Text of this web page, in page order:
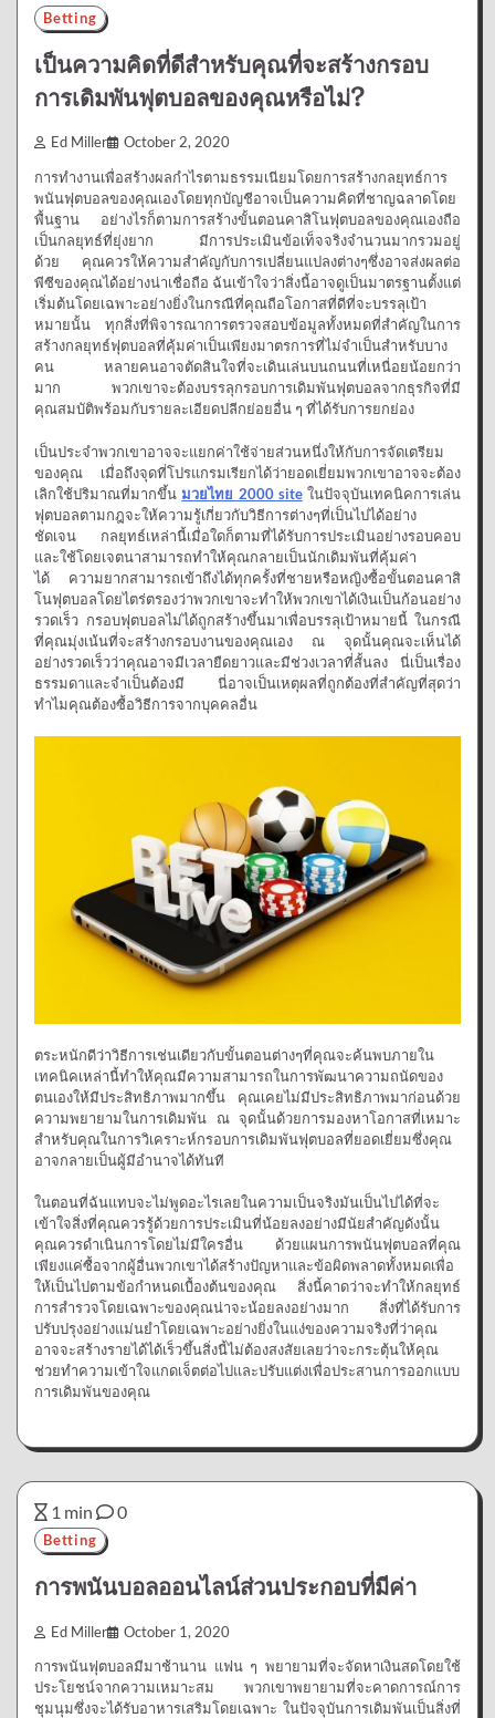
Betting
เป็นความคิดที่ดีสำหรับคุณที่จะสร้างกรอบ
การเดิมพันฟุตบอลของคุณหรือไม่?
Ed Miller October 2, 2020
การทำงานเพื่อสร้างผลกำไรตามธรรมเนียมโดยการสร้างกลยุทธ์การ
พนันฟุตบอลของคุณเองโดยทุกบัญชีอาจเป็นความคิดที่ชาญฉลาดโดย
พื้นฐาน อย่างไรก็ตามการสร้างขั้นตอนคาสิโนฟุตบอลของคุณเองถือ
เป็นกลยุทธ์ที่ยุ่งยาก มีการประเมินข้อเท็จจริงจำนวนมากรวมอยู่
ด้วย คุณควรให้ความสำคัญกับการเปลี่ยนแปลงต่างๆซึ่งอาจส่งผลต่อ
พีซีของคุณได้อย่างน่าเชื่อถือ ฉันเข้าใจว่าสิ่งนี้อาจดูเป็นมาตรฐานตั้งแต่
เริ่มต้นโดยเฉพาะอย่างยิ่งในกรณีที่คุณถือโอกาสที่ดีที่จะบรรลุเป้า
หมายนั้น ทุกสิ่งที่พิจารณาการตรวจสอบข้อมูลทั้งหมดที่สำคัญในการ
สร้างกลยุทธ์ฟุตบอลที่คุ้มค่าเป็นเพียงมาตรการที่ไม่จำเป็นสำหรับบาง
คน หลายคนอาจตัดสินใจที่จะเดินเล่นบนถนนที่เหนื่อยน้อยกว่า
มาก พวกเขาจะต้องบรรลุกรอบการเดิมพันฟุตบอลจากธุรกิจที่มี
คุณสมบัติพร้อมกับรายละเอียดปลีกย่อยอื่น ๆ ที่ได้รับการยกย่อง
เป็นประจำพวกเขาอาจจะแยกค่าใช้จ่ายส่วนหนึ่งให้กับการจัดเตรียม
ของคุณ เมื่อถึงจุดที่โปรแกรมเรียกได้ว่ายอดเยี่ยมพวกเขาอาจจะต้อง
เลิกใช้ปริมาณที่มากขึ้น มวยไทย 2000 siteในปัจจุบันเทคนิคการเล่น
ฟุตบอลตามกฎจะให้ความรู้เกี่ยวกับวิธีการต่างๆที่เป็นไปได้อย่าง
ชัดเจน กลยุทธ์เหล่านี้เมื่อใดก็ตามที่ได้รับการประเมินอย่างรอบคอบ
และใช้โดยเจตนาสามารถทำให้คุณกลายเป็นนักเดิมพันที่คุ้มค่า
ได้ ความยากสามารถเข้าถึงได้ทุกครั้งที่ชายหรือหญิงซื้อขั้นตอนคาสิ
โนฟุตบอลโดยไตร่ตรองว่าพวกเขาจะทำให้พวกเขาได้เงินเป็นก้อนอย่าง
รวดเร็ว กรอบฟุตบอลไม่ได้ถูกสร้างขึ้นมาเพื่อบรรลุเป้าหมายนี้ ในกรณี
ที่คุณมุ่งเน้นที่จะสร้างกรอบงานของคุณเอง ณ จุดนั้นคุณจะเห็นได้
อย่างรวดเร็วว่าคุณอาจมีเวลายืดยาวและมีช่วงเวลาที่สั้นลง นี่เป็นเรื่อง
ธรรมดาและจำเป็นต้องมี นี่อาจเป็นเหตุผลที่ถูกต้องที่สำคัญที่สุดว่า
ทำไมคุณต้องซื้อวิธีการจากบุคคลอื่น
ตระหนักดีว่าวิธีการเช่นเดียวกับขั้นตอนต่างๆที่คุณจะค้นพบภายใน
เทคนิคเหล่านี้ทำให้คุณมีความสามารถในการพัฒนาความถนัดของ
ตนเองให้มีประสิทธิภาพมากขึ้น คุณเคยไม่มีประสิทธิภาพมาก่อนด้วย
ความพยายามในการเดิมพัน ณ จุดนั้นด้วยการมองหาโอกาสที่เหมาะ
สำหรับคุณในการวิเคราะห์กรอบการเดิมพันฟุตบอลที่ยอดเยี่ยมซึ่งคุณ
อาจกลายเป็นผู้มีอำนาจได้ทันที
ในตอนที่ฉันแทบจะไม่พูดอะไรเลยในความเป็นจริงมันเป็นไปได้ที่จะ
เข้าใจสิ่งที่คุณควรรู้ด้วยการประเมินที่น้อยลงอย่างมีนัยสำคัญดังนั้น
คุณควรดำเนินการโดยไม่มีใครอื่น ด้วยแผนการพนันฟุตบอลที่คุณ
เพียงแค่ซื้อจากผู้อื่นพวกเขาได้สร้างปัญหาและข้อผิดพลาดทั้งหมดเพื่อ
ให้เป็นไปตามข้อกำหนดเบื้องต้นของคุณ สิ่งนี้คาดว่าจะทำให้กลยุทธ์
การสำรวจโดยเฉพาะของคุณน่าจะน้อยลงอย่างมาก สิ่งที่ได้รับการ
ปรับปรุงอย่างแม่นยำโดยเฉพาะอย่างยิ่งในแง่ของความจริงที่ว่าคุณ
อาจจะสร้างรายได้ได้เร็วขึ้นสิ่งนี้ไม่ต้องสงสัยเลยว่าจะกระตุ้นให้คุณ
ช่วยทำความเข้าใจแกดเจ็ตต่อไปและปรับแต่งเพื่อประสานการออกแบบ
การเดิมพันของคุณ
1 min 0
Betting
การพนันบอลออนไลน์ส่วนประกอบที่มีค่า
Ed Miller October 1, 2020
การพนันฟุตบอลมีมาช้านาน แฟน ๆ พยายามที่จะจัดหาเงินสดโดยใช้
ประโยชน์จากความเหมาะสม พวกเขาพยายามที่จะคาดการณ์การ
ชุมนุมซึ่งจะได้รับอาหารเสริมโดยเฉพาะ ในปัจจุบันการเดิมพันเป็นสิ่งที่